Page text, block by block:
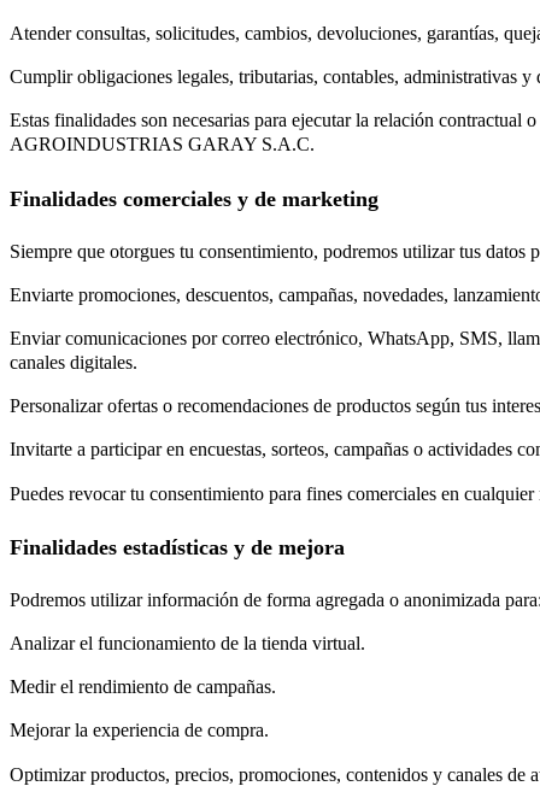
Atender consultas, solicitudes, cambios, devoluciones, garantías,
Cumplir obligaciones legales, tributarias, contables, administrativas y
Estas finalidades son necesarias para ejecutar la relación contractual
AGROINDUSTRIAS GARAY S.A.C.
Finalidades comerciales y de marketing
Siempre que otorgues tu consentimiento, podremos utilizar tus datos
Enviarte promociones, descuentos, campañas, novedades,
Enviar comunicaciones por correo electrónico, WhatsApp, SMS,
canales digitales.
Personalizar ofertas o recomendaciones de productos según tus
Invitarte a participar en encuestas, sorteos, campañas o actividades
Puedes revocar tu consentimiento para fines comerciales en cualquier
Finalidades estadísticas y de mejora
Podremos utilizar información de forma agregada o anonimizada
Analizar el funcionamiento de la tienda virtual.
Medir el rendimiento de campañas.
Mejorar la experiencia de compra.
Optimizar productos, precios, promociones, contenidos y canales de